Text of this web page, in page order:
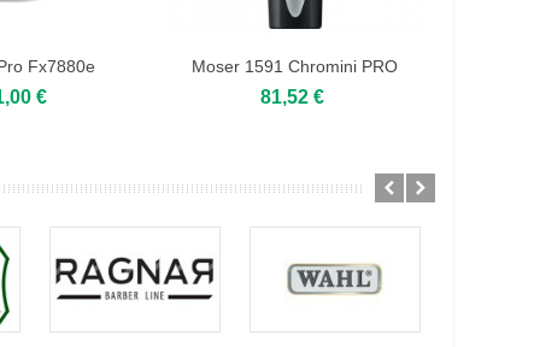
Fx7880e
€
Moser 1591 Chromini PRO
Negra
81,52 €